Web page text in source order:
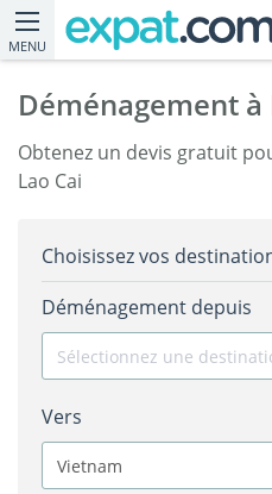
MENU
Déménagement à
Obtenez un devis gratuit
Lao Cai
Choisissez vos
Déménagement depuis
Sélectionnez une
Vers
Vietnam